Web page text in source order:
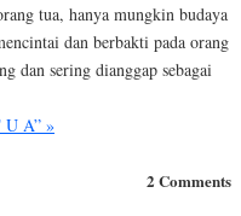
tua, hanya mungkin budaya
dan berbakti pada orang
dan sering dianggap sebagai
A” »
2 Comments